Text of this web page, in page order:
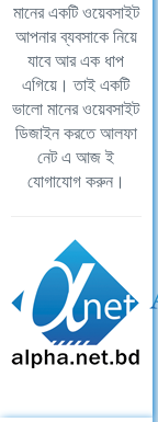
মানের একটি ওয়েবসাইট
আপনার ব্যবসাকে নিয়ে
যাবে আর এক ধাপ
এগিয়ে। তাই একটি
ভালো মানের ওয়েবসাইট
ডিজাইন করতে আলফা
নেট এ আজ ই
যোগাযোগ করুন।